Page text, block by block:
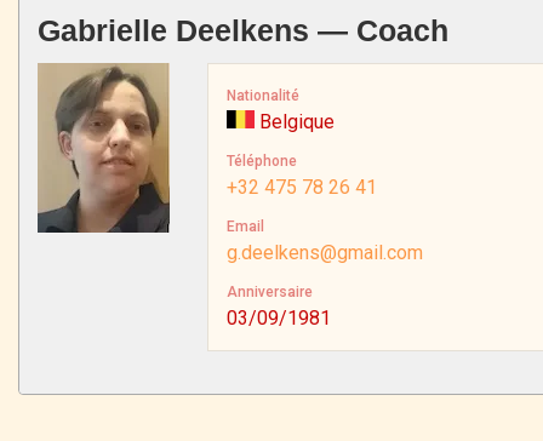
Gabrielle Deelkens — Coach
Nationalité
Belgique
Téléphone
+32 475 78 26 41
Email
g.deelkens@gmail.com
Anniversaire
03/09/1981